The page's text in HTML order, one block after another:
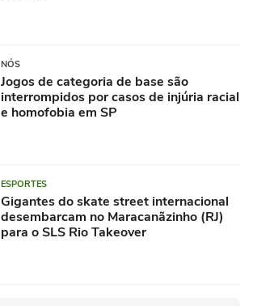
NÓS
Jogos de categoria de base são
interrompidos por casos de injúria racial
e homofobia em SP
ESPORTES
Gigantes do skate street internacional
desembarcam no Maracanãzinho (RJ)
para o SLS Rio Takeover